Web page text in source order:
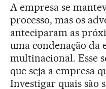
A empresa se
processo, mas os
anteciparam as
uma condenação da
multinacional. Esse
que seja a empresa
Investigar quais são